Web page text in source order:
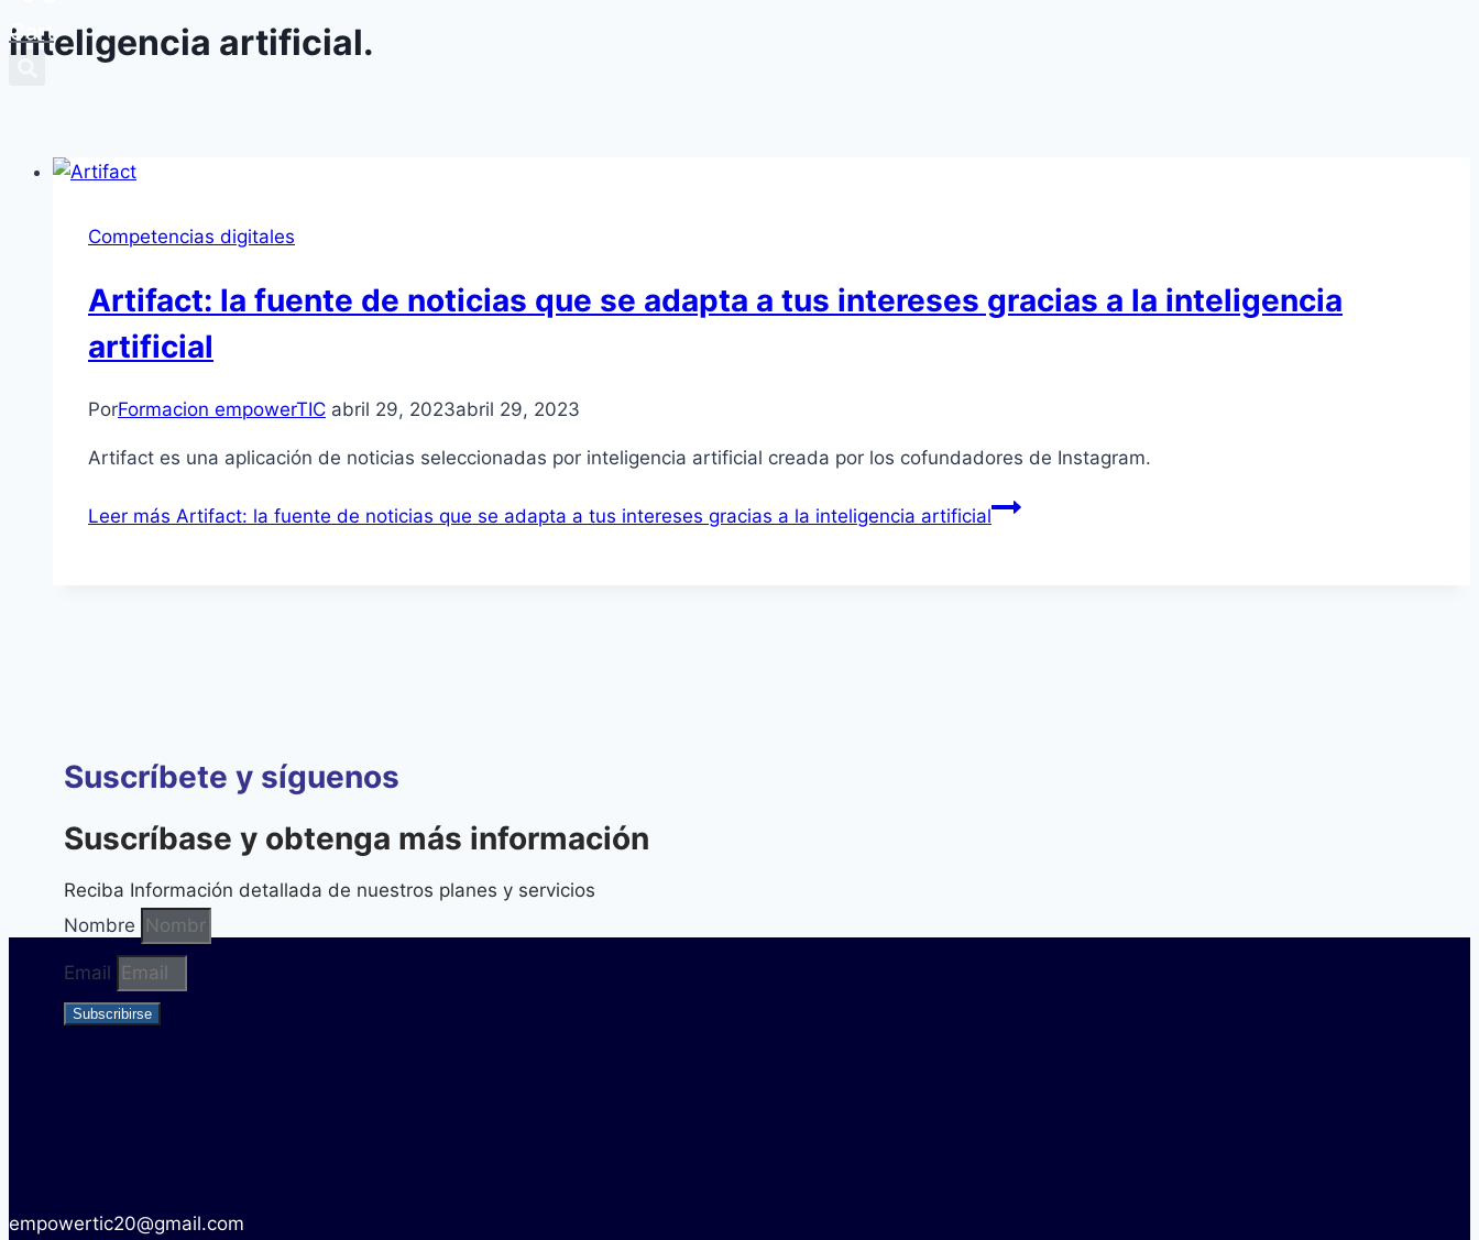
Cart
inteligencia artificial.
Competencias digitales
Artifact: la fuente de noticias que se adapta a tus intereses gracias a la inteligencia
artificial
PorFormacion empowerTIC abril 29, 2023abril 29, 2023
Artifact es una aplicación de noticias seleccionadas por inteligencia artificial creada por los cofundadores de Instagram.
Leer más Artifact: la fuente de noticias que se adapta a tus intereses gracias a la inteligencia artificial
Suscríbete y síguenos
Suscríbase y obtenga más información
Reciba Información detallada de nuestros planes y servicios
Nombre
Email
Subscribirse
empowertic20@gmail.com